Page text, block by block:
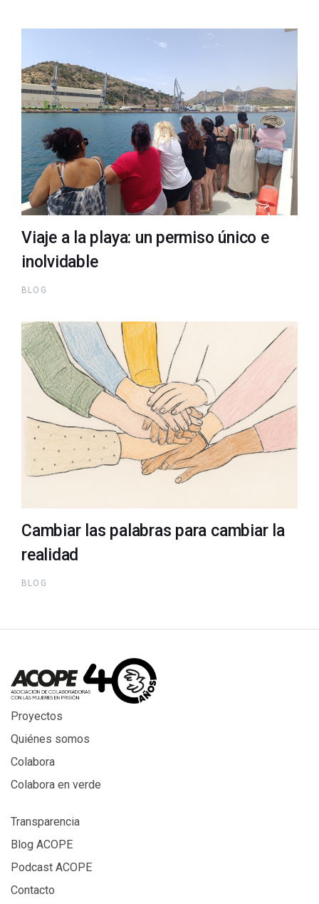
Viaje a la playa: un permiso único e
inolvidable
BLOG
Cambiar las palabras para cambiar la
realidad
BLOG
Proyectos
Quiénes somos
Colabora
Colabora en verde
Transparencia
Blog ACOPE
Podcast ACOPE
Contacto